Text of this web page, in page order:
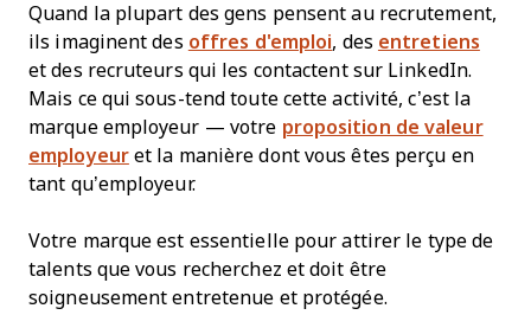
Quand la plupart des gens pensent au recrutement,
ils imaginent des offres d'emploi, des entretiens
et des recruteurs qui les contactent sur LinkedIn.
Mais ce qui sous-tend toute cette activité, c’est la
marque employeur — votre proposition de valeur
employeuret la manière dont vous êtes perçu en
tant qu’employeur.
Votre marque est essentielle pour attirer le type de
talents que vous recherchez et doit être
soigneusement entretenue et protégée.